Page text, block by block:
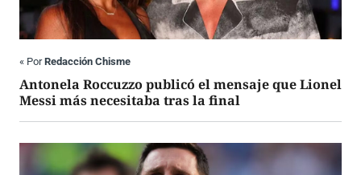
« PorRedacción Chisme
Antonela Roccuzzo publicó el mensaje que Lionel
Messi más necesitaba tras la final